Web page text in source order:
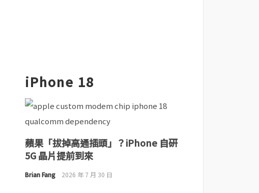
iPhone 18
蘋果「拔掉高通插頭」？iPhone 自研
5G 晶片提前到來
Brian Fang 2026 年 7 月 30 日